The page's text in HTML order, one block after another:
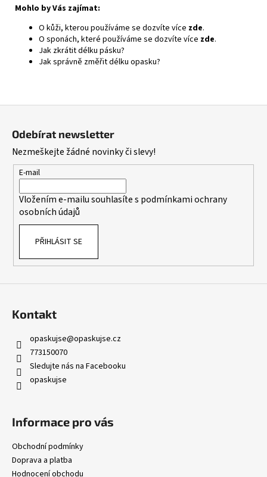
Mohlo by Vás zajímat:
O kůži, kterou používáme se dozvíte více zde.
O sponách, které používáme se dozvíte více zde.
Jak zkrátit délku pásku?
Jak správně změřit délku opasku?
Odebírat newsletter
Nezmeškejte žádné novinky či slevy!
E-mail
Vložením e-mailu souhlasíte s podmínkami ochrany
osobních údajů
PŘIHLÁSIT SE
Kontakt
opaskujse@opaskujse.cz
773150070
Sledujte nás na Facebooku
opaskujse
Informace pro vás
Obchodní podmínky
Doprava a platba
Hodnocení obchodu